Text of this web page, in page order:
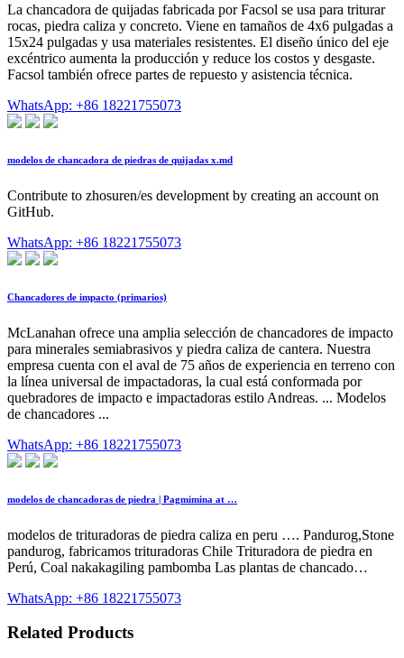
La chancadora de quijadas fabricada por Facsol se usa para triturar
rocas, piedra caliza y concreto. Viene en tamaños de 4x6 pulgadas a
15x24 pulgadas y usa materiales resistentes. El diseño único del eje
excéntrico aumenta la producción y reduce los costos y desgaste.
Facsol también ofrece partes de repuesto y asistencia técnica.
WhatsApp: +86 18221755073
modelos de chancadora de piedras de quijadas x.md
Contribute to zhosuren/es development by creating an account on
GitHub.
WhatsApp: +86 18221755073
Chancadores de impacto (primarios)
McLanahan ofrece una amplia selección de chancadores de impacto
para minerales semiabrasivos y piedra caliza de cantera. Nuestra
empresa cuenta con el aval de 75 años de experiencia en terreno con
la línea universal de impactadoras, la cual está conformada por
quebradores de impacto e impactadoras estilo Andreas. ... Modelos
de chancadores ...
WhatsApp: +86 18221755073
modelos de chancadoras de piedra | Pagmimina at …
modelos de trituradoras de piedra caliza en peru …. Pandurog,Stone
pandurog, fabricamos trituradoras Chile Trituradora de piedra en
Perú, Coal nakakagiling pambomba Las plantas de chancado…
WhatsApp: +86 18221755073
Related Products